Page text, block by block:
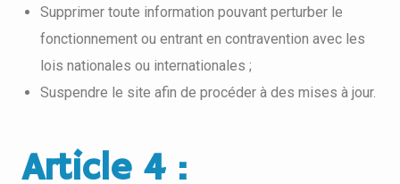
Supprimer toute information pouvant perturber le
fonctionnement ou entrant en contravention avec les
lois nationales ou internationales ;
Suspendre le site afin de procéder à des mises à jour.
Article 4 :